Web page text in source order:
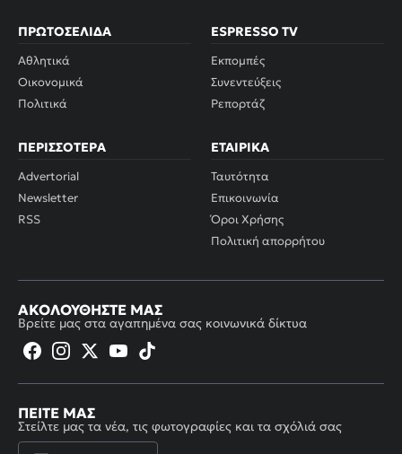
ΠΡΩΤΟΣΈΛΙΔΑ
Αθλητικά
Οικονομικά
Πολιτικά
ESPRESSO TV
Εκπομπές
Συνεντεύξεις
Ρεπορτάζ
ΠΕΡΙΣΣΌΤΕΡΑ
Advertorial
Newsletter
RSS
ΕΤΑΙΡΙΚΆ
Ταυτότητα
Επικοινωνία
Όροι Χρήσης
Πολιτική απορρήτου
ΑΚΟΛΟΥΘΉΣΤΕ ΜΑΣ
Βρείτε μας στα αγαπημένα σας κοινωνικά δίκτυα
ΠΕΊΤΕ ΜΑΣ
Στείλτε μας τα νέα, τις φωτογραφίες και τα σχόλιά σας